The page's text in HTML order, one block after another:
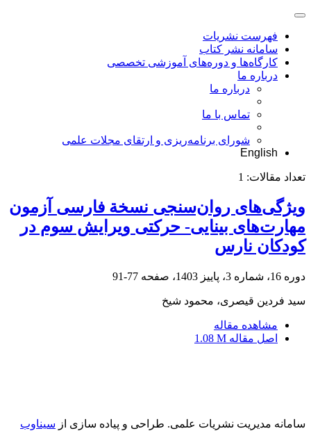
فهرست نشریات
سامانه نشر کتاب
کارگاه‌ها و دوره‌های آموزشی تخصصی
درباره ما
درباره ما
تماس با ما
شورای برنامه‌ریزی و ارتقای مجلات علمی
English
تعداد مقالات: 1
ویژگی‌های روان‌سنجی نسخة فارسی آزمون
مهارت‌های بینایی- حرکتی ویرایش سوم در
کودکان نارس
دوره 16، شماره 3، پاییز 1403، صفحه 77-91
سید فردین قیصری، محمود شیخ
مشاهده مقاله
اصل مقاله 1.08 M
سامانه مدیریت نشریات علمی. طراحی و پیاده سازی از سیناوب